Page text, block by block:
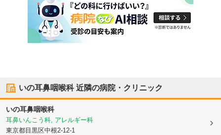
いの耳鼻咽喉科近隣の病院・クリニック
いの耳鼻咽喉科
耳鼻いんこう科, アレルギー科
東京都目黒区中根2-12-1